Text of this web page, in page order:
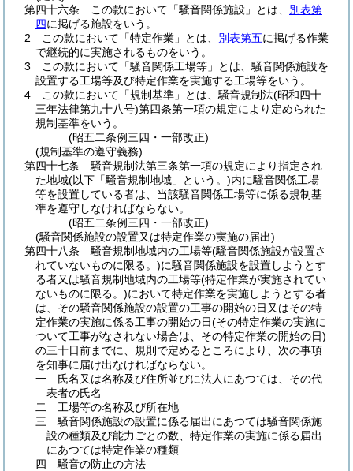
第四十六条
この款において「騒音関係施設」とは、 別表第
四に掲げる施設をいう。
2
この款において「特定作業」とは、 別表第五に掲げる作業
で継続的に実施されるものをいう。
3
この款において「騒音関係工場等」とは、騒音関係施設を
設置する工場等及び特定作業を実施する工場等をいう。
4
この款において「規制基準」とは、騒音規制法(昭和四十
三年法律第九十八号)第四条第一項の規定により定められた
規制基準をいう。
(昭五二条例三四・一部改正)
(規制基準の遵守義務)
第四十七条
騒音規制法第三条第一項の規定により指定され
た地域(以下「騒音規制地域」という。)内に騒音関係工場
等を設置している者は、当該騒音関係工場等に係る規制基
準を遵守しなければならない。
(昭五二条例三四・一部改正)
(騒音関係施設の設置又は特定作業の実施の届出)
第四十八条
騒音規制地域内の工場等(騒音関係施設が設置さ
れていないものに限る。)に騒音関係施設を設置しようとす
る者又は騒音規制地域内の工場等(特定作業が実施されてい
ないものに限る。)において特定作業を実施しようとする者
は、その騒音関係施設の設置の工事の開始の日又はその特
定作業の実施に係る工事の開始の日(その特定作業の実施に
ついて工事がなされない場合は、その特定作業の開始の日)
の三十日前までに、規則で定めるところにより、次の事項
を知事に届け出なければならない。
一
氏名又は名称及び住所並びに法人にあつては、その代
表者の氏名
二
工場等の名称及び所在地
三
騒音関係施設の設置に係る届出にあつては騒音関係施
設の種類及び能力ごとの数、特定作業の実施に係る届出
にあつては特定作業の種類
四
騒音の防止の方法